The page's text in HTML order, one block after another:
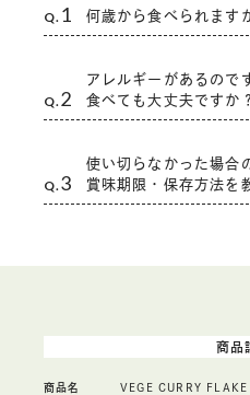
Q. 1 何歳から食べられます
なりますが、カレーは香辛料
てカレーを食べられるお子さま
Q. 2
アレルギーがあるので
食べても大丈夫ですか？
アナフィラキシーの症状のあ
き、専門医の指導に従ってお召
ようお願い申し上げます。
Q. 3
使い切らなかった場合
賞味期限・保存方法を
商品
商品名 VEGE CURRY FLAKE